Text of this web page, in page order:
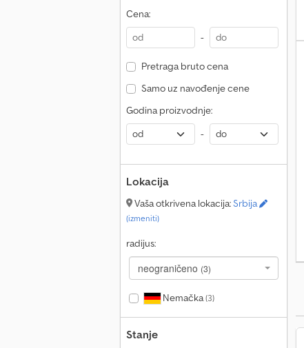
Cena:
-
Pretraga bruto cena
Samo uz navođenje cene
Godina proizvodnje:
-
Lokacija
Vaša otkrivena lokacija:Srbija
(izmeniti)
radijus:
neograničeno (3)
Nemačka(3)
Stanje